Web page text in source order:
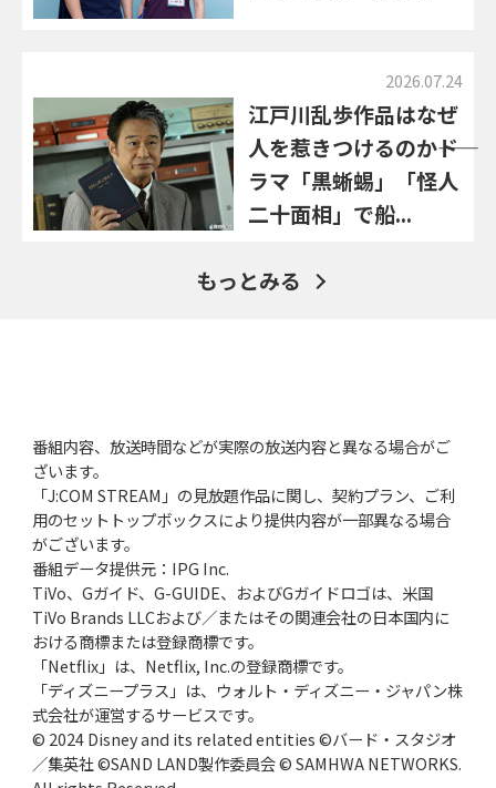
2026.07.24
江戸川乱歩作品はなぜ
人を惹きつけるのか――ド
ラマ「黒蜥蜴」「怪人
二十面相」で船...
もっとみる
番組内容、放送時間などが実際の放送内容と異なる場合がご
ざいます。
「J:COM STREAM」の見放題作品に関し、契約プラン、ご利
用のセットトップボックスにより提供内容が一部異なる場合
がございます。
番組データ提供元：IPG Inc.
TiVo、Gガイド、G-GUIDE、およびGガイドロゴは、米国
TiVo Brands LLCおよび／またはその関連会社の日本国内に
おける商標または登録商標です。
「Netflix」は、Netflix, Inc.の登録商標です。
「ディズニープラス」は、ウォルト・ディズニー・ジャパン株
式会社が運営するサービスです。
© 2024 Disney and its related entities ©バード・スタジオ
／集英社 ©SAND LAND製作委員会 © SAMHWA NETWORKS.